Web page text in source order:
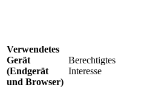
Verwendetes
Gerät
(Endgerät
und Browser)
Berechtigtes
Interesse